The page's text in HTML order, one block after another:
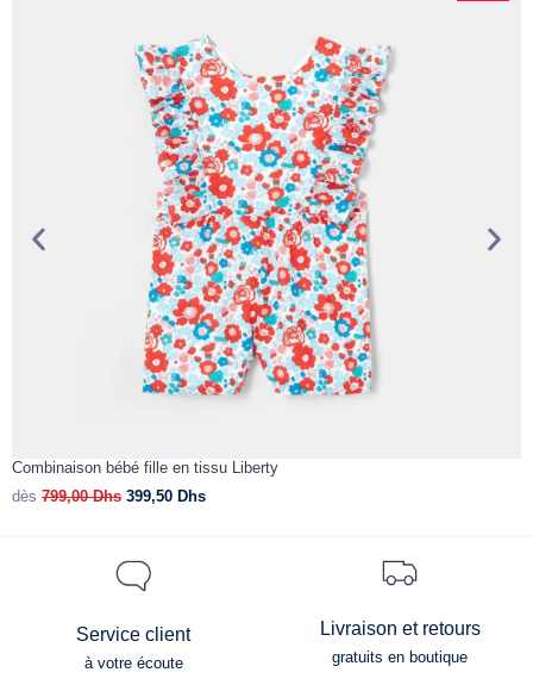
Combinaison bébé fille en tissu Liberty
dès 799,00Dhs 399,50 Dhs
Service client
à votre écoute
Livraison et retours
gratuits en boutique